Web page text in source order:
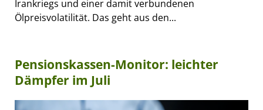
Irankriegs und einer damit verbundenen
Ölpreisvolatilität. Das geht aus den...
Pensionskassen-Monitor: leichter
Dämpfer im Juli